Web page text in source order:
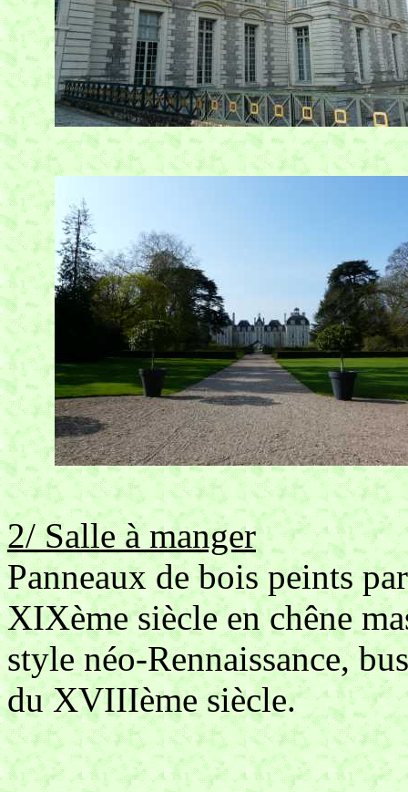
2/ Salle à manger
Panneaux de bois peints
XIXème siècle en chêne
style néo-Rennaissance,
du XVIIIème siècle.